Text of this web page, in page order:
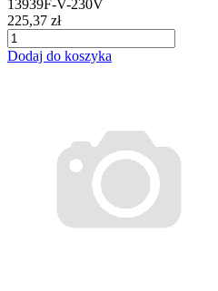
13939F-V-230V
225,37 zł
Dodaj do koszyka